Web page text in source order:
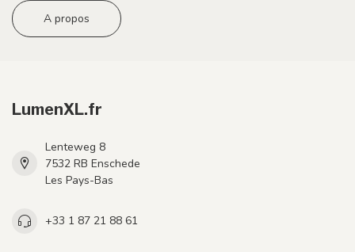
A propos
LumenXL.fr
Lenteweg 8
7532 RB Enschede
Les Pays-Bas
+33 1 87 21 88 61